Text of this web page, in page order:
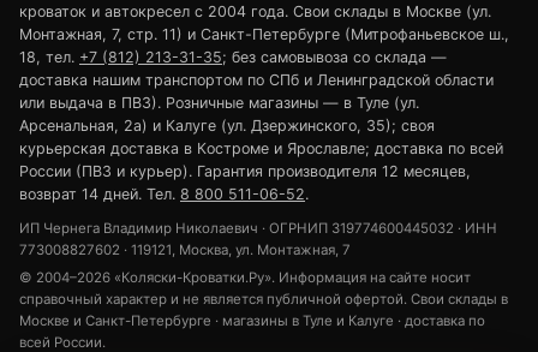
кроваток и автокресел с 2004 года. Свои склады в Москве (ул.
Монтажная, 7, стр. 11) и Санкт-Петербурге (Митрофаньевское ш.,
18, тел. +7 (812) 213-31-35; без самовывоза со склада —
доставка нашим транспортом по СПб и Ленинградской области
или выдача в ПВЗ). Розничные магазины — в Туле (ул.
Арсенальная, 2а) и Калуге (ул. Дзержинского, 35); своя
курьерская доставка в Костроме и Ярославле; доставка по всей
России (ПВЗ и курьер). Гарантия производителя 12 месяцев,
возврат 14 дней. Тел. 8 800 511-06-52.
ИП Чернега Владимир Николаевич · ОГРНИП 319774600445032 · ИНН
773008827602 · 119121, Москва, ул. Монтажная, 7
© 2004–2026 «Коляски-Кроватки.Ру». Информация на сайте носит
справочный характер и не является публичной офертой. Свои склады в
Москве и Санкт-Петербурге · магазины в Туле и Калуге · доставка по
всей России.